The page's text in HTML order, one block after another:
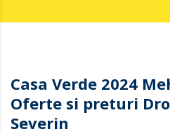
Casa Verde 2024
Oferte si preturi
Severin